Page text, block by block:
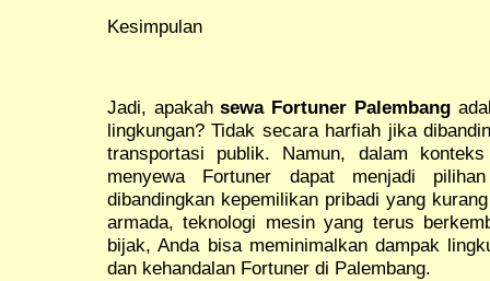
Kesimpulan
Jadi, apakahsewa Fortuner Palembang
lingkungan? Tidak secara harfiah jika
transportasi publik. Namun, dalam
menyewa Fortuner dapat menjadi
dibandingkan kepemilikan pribadi yang
armada, teknologi mesin yang terus
bijak, Anda bisa meminimalkan dampak
dan kehandalan Fortuner di Palembang.